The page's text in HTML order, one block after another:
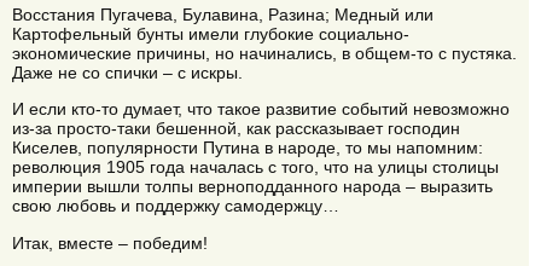
Восстания Пугачева, Булавина, Разина; Медный или
Картофельный бунты имели глубокие социально-
экономические причины, но начинались, в общем-то с пустяка.
Даже не со спички – с искры.
И если кто-то думает, что такое развитие событий невозможно
из-за просто-таки бешенной, как рассказывает господин
Киселев, популярности Путина в народе, то мы напомним:
революция 1905 года началась с того, что на улицы столицы
империи вышли толпы верноподданного народа – выразить
свою любовь и поддержку самодержцу…
Итак, вместе – победим!